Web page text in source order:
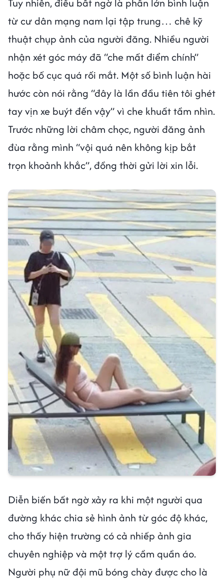
từ cư dân mạng nam lại tập trung… chê kỹ
thuật chụp ảnh của người đăng. Nhiều người
nhận xét góc máy đã “che mất điểm chính”
hoặc bố cục quá rối mắt. Một số bình luận hài
hước còn nói rằng “đây là lần đầu tiên tôi ghét
tay vịn xe buýt đến vậy” vì che khuất tầm nhìn.
Trước những lời châm chọc, người đăng ảnh
đùa rằng mình “vội quá nên không kịp bắt
trọn khoảnh khắc”, đồng thời gửi lời xin lỗi.
Diễn biến bất ngờ xảy ra khi một người qua
đường khác chia sẻ hình ảnh từ góc độ khác,
cho thấy hiện trường có cả nhiếp ảnh gia
chuyên nghiệp và một trợ lý cầm quần áo.
Người phụ nữ đội mũ bóng chày được cho là